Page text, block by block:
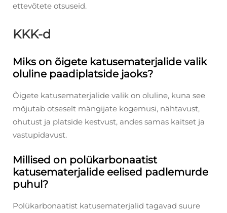
ettevõtete otsuseid.
KKK-d
Miks on õigete katusematerjalide valik
oluline paadiplatside jaoks?
Õigete katusematerjalide valik on oluline, kuna see
mõjutab otseselt mängijate kogemusi, nähtavust,
ohutust ja platside kestvust, andes samas kaitset ja
vastupidavust.
Millised on polükarbonaatist
katusematerjalide eelised padlemurde
puhul?
Polükarbonaatist katusematerjalid tagavad suure